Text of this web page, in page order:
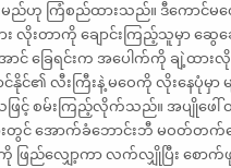
ဟု ကြံစည်ထားသည်။ ဒီကောင်မလေ
းတာကို ချောင်းကြည့်သူမှာ ဆွေဆွ
အောင် ခြေရင်းက အပေါက်ကို ခ
င်၏ လီးကြီးနဲ့ မဝေကို လိုးနေပုံ
င့် စမ်းကြည့်လိုက်သည်။ အပျိုဖေါ် ဝ
ားတွင် အောက်ခံဘောင်းဘီ မဝတ်တ
ြည်လျှော့ကာ လက်လျှိုပြီး စော